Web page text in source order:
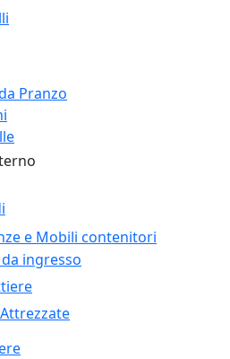
Pranzo
e Mobili contenitori
ingresso